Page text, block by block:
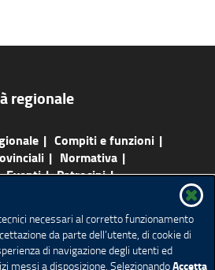
necessari al corretto funzionamento
da parte dell’utente, di cookie di
di navigazione degli utenti ed
messi a disposizione. SelezionandoAccetta
regionale
Compiti e funzioni
Normativa
Eventi
Patrocini
avanzata
Feed RSS